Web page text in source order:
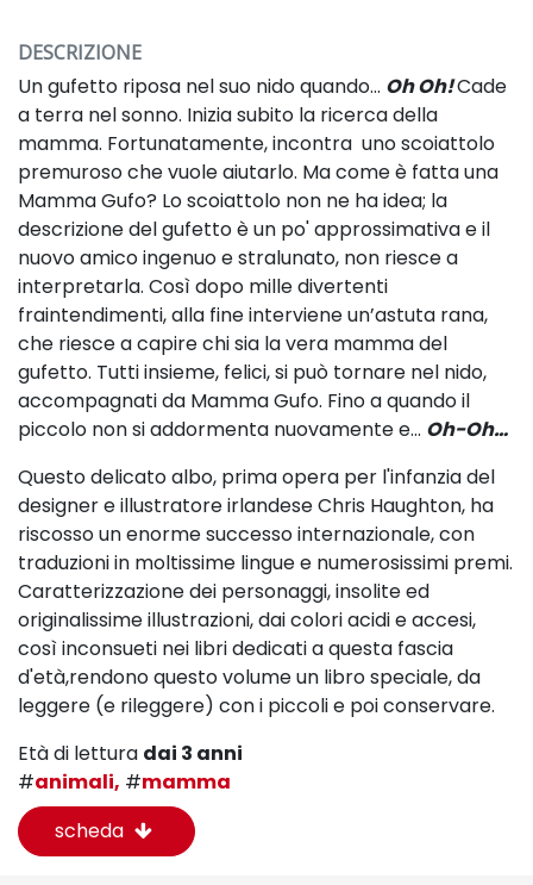
DESCRIZIONE
Un gufetto riposa nel suo nido quando... Oh Oh!Cade
a terra nel sonno. Inizia subito la ricerca della
mamma. Fortunatamente, incontra uno scoiattolo
premuroso che vuole aiutarlo. Ma come è fatta una
Mamma Gufo? Lo scoiattolo non ne ha idea; la
descrizione del gufetto è un po' approssimativa e il
nuovo amico ingenuo e stralunato, non riesce a
interpretarla. Così dopo mille divertenti
fraintendimenti, alla fine interviene un’astuta rana,
che riesce a capire chi sia la vera mamma del
gufetto. Tutti insieme, felici, si può tornare nel nido,
accompagnati da Mamma Gufo. Fino a quando il
piccolo non si addormenta nuovamente e... Oh-Oh…
Questo delicato albo, prima opera per l'infanzia del
designer e illustratore irlandese Chris Haughton, ha
riscosso un enorme successo internazionale, con
traduzioni in moltissime lingue e numerosissimi premi.
Caratterizzazione dei personaggi, insolite ed
originalissime illustrazioni, dai colori acidi e accesi,
così inconsueti nei libri dedicati a questa fascia
d'età,rendono questo volume un libro speciale, da
leggere (e rileggere) con i piccoli e poi conservare.
Età di lettura dai 3 anni
#animali, #mamma
scheda